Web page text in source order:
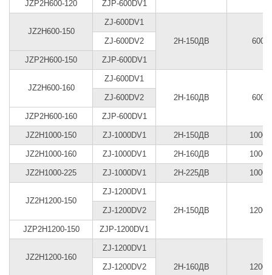
JZP2H600-120 ZJP-600DV1
JZ2H600-150
ZJ-600DV1
2Н-150ДВ 600
ZJ-600DV2
JZP2H600-150 ZJP-600DV1
JZ2H600-160
ZJ-600DV1
2Н-160ДВ 600
ZJ-600DV2
JZP2H600-160 ZJP-600DV1
JZ2H1000-150 ZJ-1000DV1 2Н-150ДВ 1000
JZ2H1000-160 ZJ-1000DV1 2Н-160ДВ 1000
JZ2H1000-225 ZJ-1000DV1 2Н-225ДВ 1000
JZ2H1200-150
ZJ-1200DV1
2Н-150ДВ 1200
ZJ-1200DV2
JZP2H1200-150 ZJP-1200DV1
JZ2H1200-160
ZJ-1200DV1
2Н-160ДВ 1200
ZJ-1200DV2